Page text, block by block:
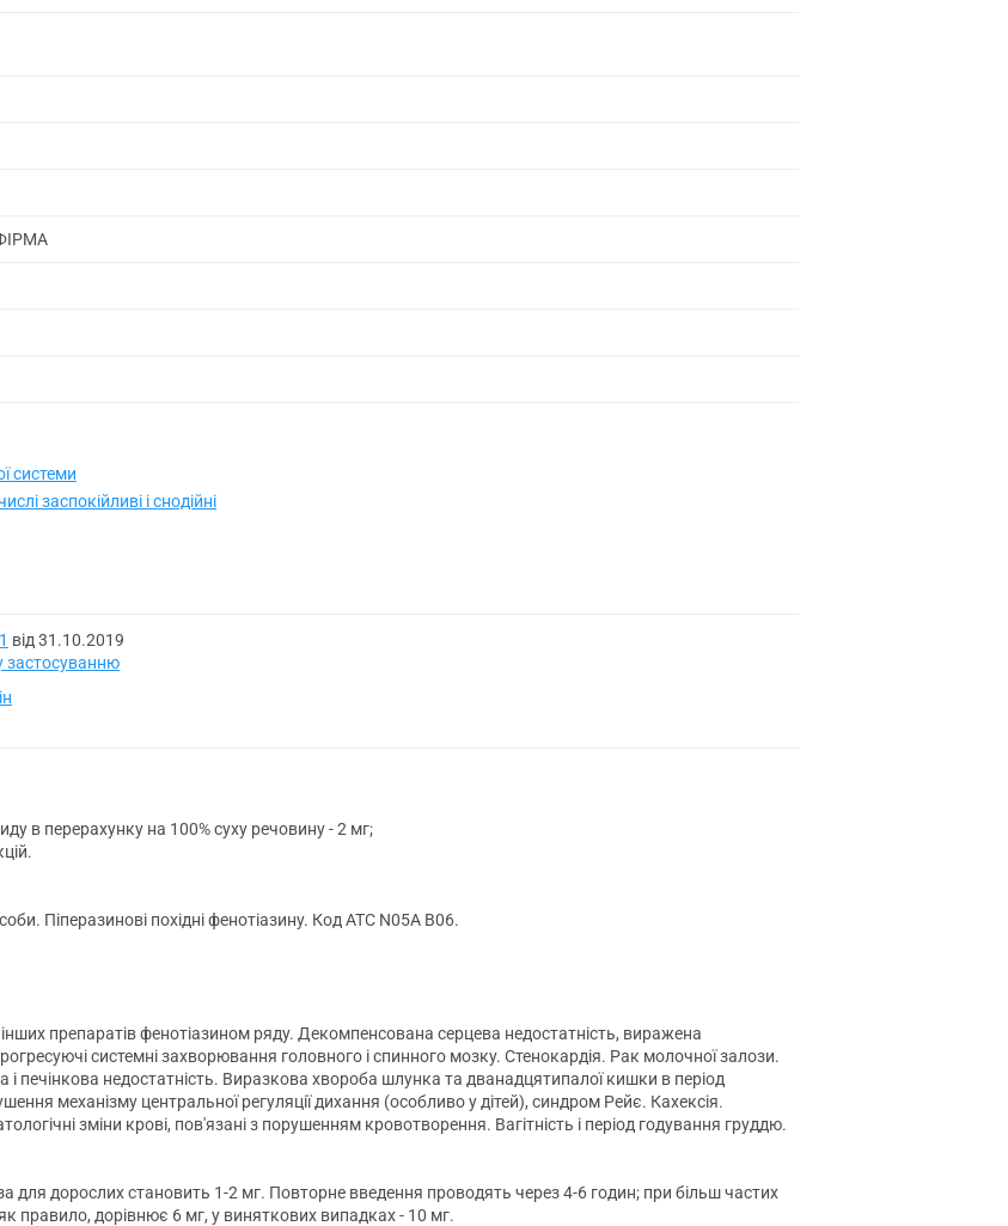
системи
заспокійливі і снодійні
від 31.10.2019
застосуванню
в перерахунку на 100% суху речовину - 2 мг;
Піперазинові похідні фенотіазину. Код АТС N05A B06.
препаратів фенотіазином ряду. Декомпенсована серцева недостатність, виражена
системні захворювання головного і спинного мозку. Стенокардія. Рак молочної залози.
печінкова недостатність. Виразкова хвороба шлунка та дванадцятипалої кишки в період
механізму центральної регуляції дихання (особливо у дітей), синдром Рейє. Кахексія.
зміни крові, пов'язані з порушенням кровотворення. Вагітність і період годування груддю.
дорослих становить 1-2 мг. Повторне введення проводять через 4-6 годин; при більш частих
правило, дорівнює 6 мг, у виняткових випадках - 10 мг.